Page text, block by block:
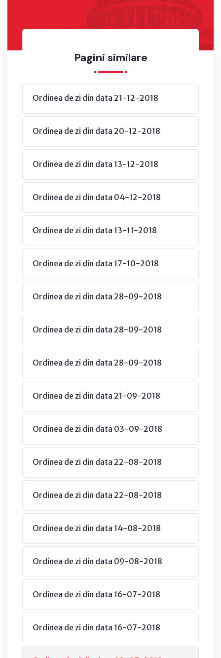
Pagini similare
Ordinea de zi din data 21-12-2018
Ordinea de zi din data 20-12-2018
Ordinea de zi din data 13-12-2018
Ordinea de zi din data 04-12-2018
Ordinea de zi din data 13-11-2018
Ordinea de zi din data 17-10-2018
Ordinea de zi din data 28-09-2018
Ordinea de zi din data 28-09-2018
Ordinea de zi din data 28-09-2018
Ordinea de zi din data 21-09-2018
Ordinea de zi din data 03-09-2018
Ordinea de zi din data 22-08-2018
Ordinea de zi din data 22-08-2018
Ordinea de zi din data 14-08-2018
Ordinea de zi din data 09-08-2018
Ordinea de zi din data 16-07-2018
Ordinea de zi din data 16-07-2018